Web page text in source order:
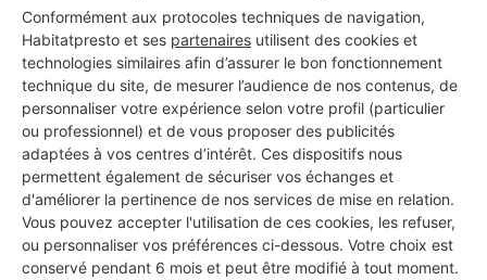
Conformément aux protocoles techniques de navigation,
Habitatpresto et ses partenaires utilisent des cookies et
technologies similaires afin d’assurer le bon fonctionnement
technique du site, de mesurer l’audience de nos contenus, de
personnaliser votre expérience selon votre profil (particulier
ou professionnel) et de vous proposer des publicités
adaptées à vos centres d’intérêt. Ces dispositifs nous
permettent également de sécuriser vos échanges et
d'améliorer la pertinence de nos services de mise en relation.
Vous pouvez accepter l'utilisation de ces cookies, les refuser,
ou personnaliser vos préférences ci-dessous. Votre choix est
conservé pendant 6 mois et peut être modifié à tout moment.